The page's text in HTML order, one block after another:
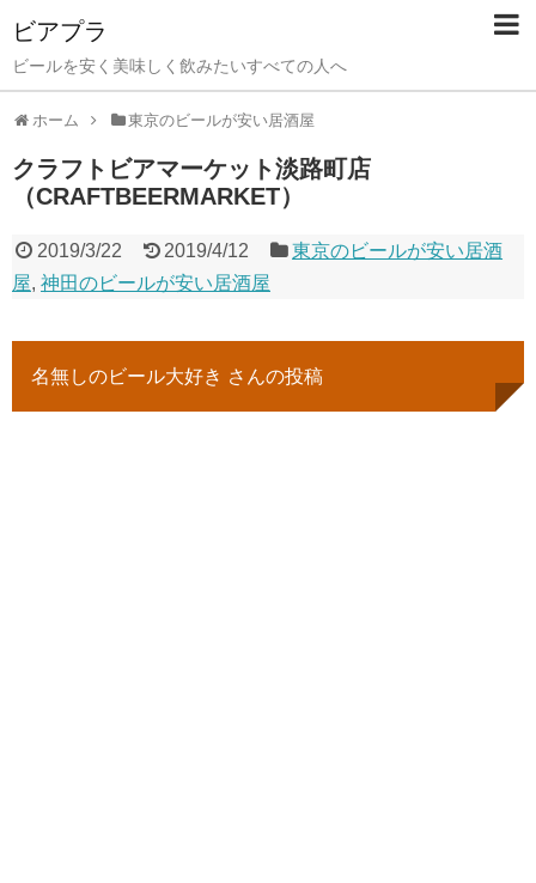
ビアプラ
ビールを安く美味しく飲みたいすべての人へ
ホーム 東京のビールが安い居酒屋
クラフトビアマーケット淡路町店
（CRAFTBEERMARKET）
2019/3/22 2019/4/12
東京のビールが安い居酒
屋, 神田のビールが安い居酒屋
名無しのビール大好き さんの投稿